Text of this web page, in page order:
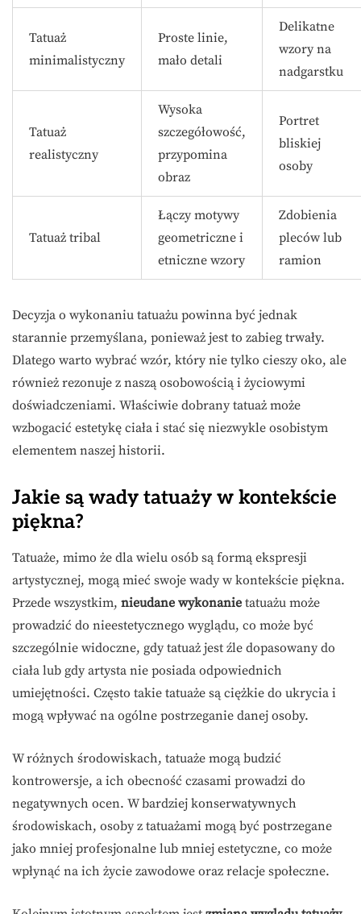
Tatuaż
minimalistyczny
Proste linie,
mało detali
Delikatne
wzory na
nadgarstku
Tatuaż
realistyczny
Wysoka
szczegółowość,
przypomina
obraz
Portret
bliskiej
osoby
Tatuaż tribal
Łączy motywy
geometriczne i
etniczne wzory
Zdobienia
pleców lub
ramion
Decyzja o wykonaniu tatuażu powinna być jednak
starannie przemyślana, ponieważ jest to zabieg trwały.
Dlatego warto wybrać wzór, który nie tylko cieszy oko, ale
również rezonuje z naszą osobowością i życiowymi
doświadczeniami. Właściwie dobrany tatuaż może
wzbogacić estetykę ciała i stać się niezwykle osobistym
elementem naszej historii.
Jakie są wady tatuaży w kontekście
piękna?
Tatuaże, mimo że dla wielu osób są formą ekspresji
artystycznej, mogą mieć swoje wady w kontekście piękna.
Przede wszystkim, nieudane wykonanie tatuażu może
prowadzić do nieestetycznego wyglądu, co może być
szczególnie widoczne, gdy tatuaż jest źle dopasowany do
ciała lub gdy artysta nie posiada odpowiednich
umiejętności. Często takie tatuaże są ciężkie do ukrycia i
mogą wpływać na ogólne postrzeganie danej osoby.
W różnych środowiskach, tatuaże mogą budzić
kontrowersje, a ich obecność czasami prowadzi do
negatywnych ocen. W bardziej konserwatywnych
środowiskach, osoby z tatuażami mogą być postrzegane
jako mniej profesjonalne lub mniej estetyczne, co może
wpłynąć na ich życie zawodowe oraz relacje społeczne.